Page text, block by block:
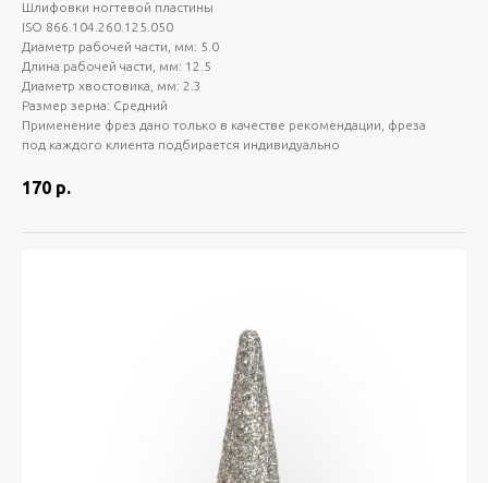
Шлифовки ногтевой пластины
ISO 866.104.260.125.050
Диаметр рабочей части, мм: 5.0
Длина рабочей части, мм: 12.5
Диаметр хвостовика, мм: 2.3
Размер зерна: Средний
Применение фрез дано только в качестве рекомендации, фреза
под каждого клиента подбирается индивидуально
170 р.